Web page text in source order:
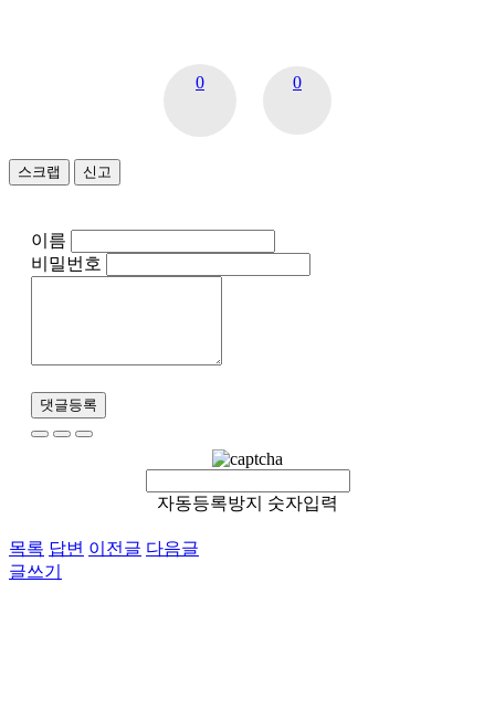
0 0
스크랩 신고
이름
비밀번호
댓글등록
자동등록방지 숫자입력
목록 답변 이전글 다음글
글쓰기